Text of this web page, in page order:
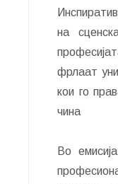
на
фрлаат
кои го
чина
Во